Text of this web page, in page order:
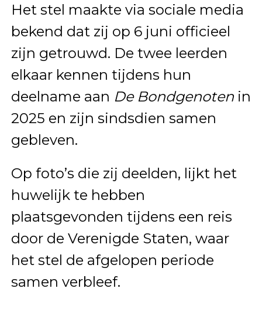
Het stel maakte via sociale media
bekend dat zij op 6 juni officieel
zijn getrouwd. De twee leerden
elkaar kennen tijdens hun
deelname aan De Bondgenotenin
2025 en zijn sindsdien samen
gebleven.
Op foto’s die zij deelden, lijkt het
huwelijk te hebben
plaatsgevonden tijdens een reis
door de Verenigde Staten, waar
het stel de afgelopen periode
samen verbleef.